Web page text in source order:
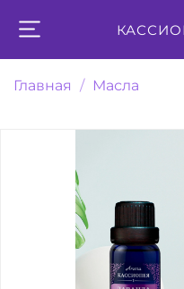
Главная Масла